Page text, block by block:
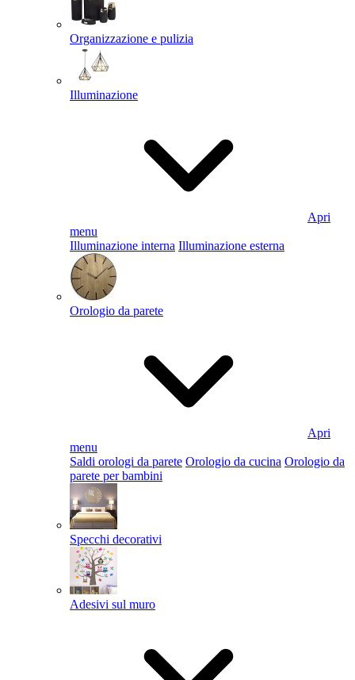
Organizzazione e pulizia
Illuminazione
Apri
menu
Illuminazione interna Illuminazione esterna
Orologio da parete
Apri
menu
Saldi orologi da parete Orologio da cucina Orologio da
parete per bambini
Specchi decorativi
Adesivi sul muro